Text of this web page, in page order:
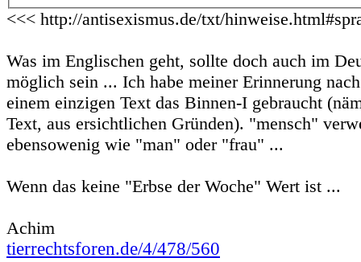
<<< http://antisexismus.de/txt/
Was im Englischen geht, sollte doch auch im
möglich sein ... Ich habe meiner Erinnerung
einem einzigen Text das Binnen-I gebraucht
Text, aus ersichtlichen Gründen). "mensch"
ebensowenig wie "man" oder "frau" ...
Wenn das keine "Erbse der Woche" Wert ist ...
Achim
tierrechtsforen.de/4/478/560